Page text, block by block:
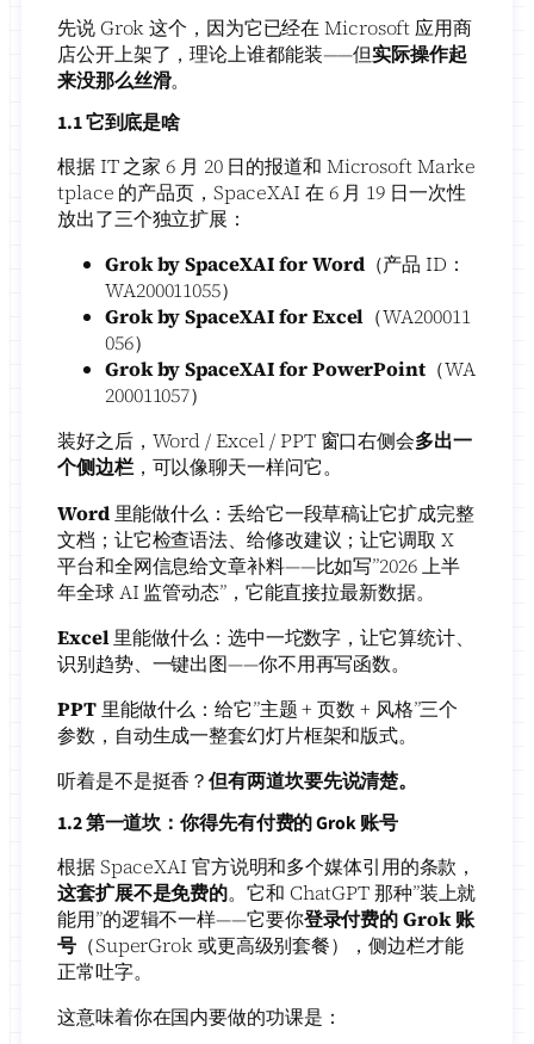
先说 Grok 这个，因为它已经在 Microsoft 应用商
店公开上架了，理论上谁都能装——但实际操作起
来没那么丝滑。
1.1 它到底是啥
根据 IT 之家 6 月 20 日的报道和 Microsoft Marke
tplace 的产品页，SpaceXAI 在 6 月 19 日一次性
放出了三个独立扩展：
Grok by SpaceXAI for Word（产品 ID：
WA200011055）
Grok by SpaceXAI for Excel （WA200011
056）
Grok by SpaceXAI for PowerPoint（WA
200011057）
装好之后，Word / Excel / PPT 窗口右侧会多出一
个侧边栏，可以像聊天一样问它。
Word里能做什么：丢给它一段草稿让它扩成完整
文档；让它检查语法、给修改建议；让它调取 X
平台和全网信息给文章补料——比如写”2026 上半
年全球 AI 监管动态”，它能直接拉最新数据。
Excel里能做什么：选中一坨数字，让它算统计、
识别趋势、一键出图——你不用再写函数。
PPT里能做什么：给它”主题 + 页数 + 风格”三个
参数，自动生成一整套幻灯片框架和版式。
听着是不是挺香？但有两道坎要先说清楚。
1.2 第一道坎：你得先有付费的 Grok 账号
根据 SpaceXAI 官方说明和多个媒体引用的条款，
这套扩展不是免费的。它和 ChatGPT 那种”装上就
能用”的逻辑不一样——它要你登录付费的 Grok 账
号（SuperGrok 或更高级别套餐），侧边栏才能
正常吐字。
这意味着你在国内要做的功课是：